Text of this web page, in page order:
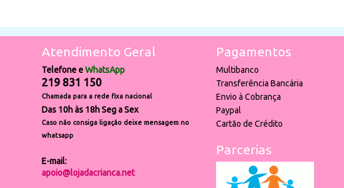
Atendimento Geral
Telefone eWhatsApp
219 831 150
Chamada para a rede fixa nacional
Das 10h às 18h Seg a Sex
Caso não consiga ligação deixe mensagem no
whatsapp
E-mail:
apoio@lojadacrianca.net
Pagamentos
Multibanco
Transferência Bancária
Envio à Cobrança
Paypal
Cartão de Crédito
Parcerias